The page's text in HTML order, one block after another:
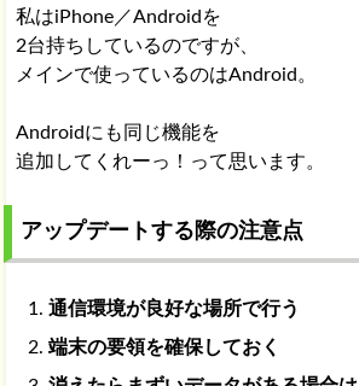
私はiPhone／Androidを
2台持ちしているのですが、
メインで使っているのはAndroid。
Androidにも同じ機能を
追加してくれーっ！って思います。
アップデートする際の注意点
通信環境が良好な場所で行う
端末の要領を確保しておく